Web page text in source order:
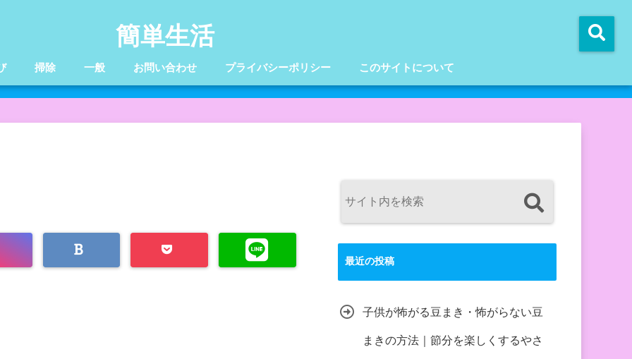
簡単生活
掃除 一般 お問い合わせ プライバシーポリシー このサイトについて
最近の投稿
子供が怖がる豆まき・怖がらない豆
まきの方法｜節分を楽しくするやさ